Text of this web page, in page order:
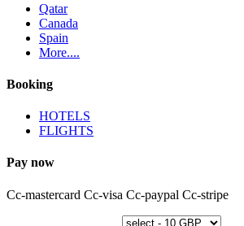
Qatar
Canada
Spain
More....
Booking
HOTELS
FLIGHTS
Pay now
Cc-mastercard Cc-visa Cc-paypal Cc-stripe